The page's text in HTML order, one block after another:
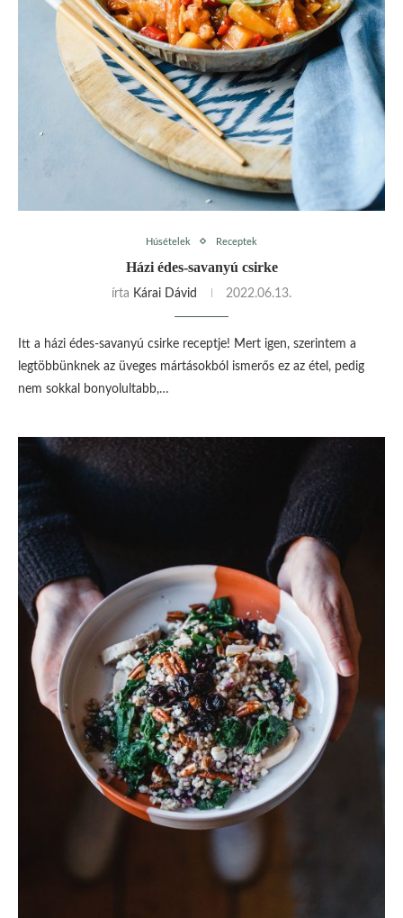
Húsételek Receptek
Házi édes-savanyú csirke
írta Kárai Dávid 2022.06.13.
Itt a házi édes-savanyú csirke receptje! Mert igen, szerintem a
legtöbbünknek az üveges mártásokból ismerős ez az étel, pedig
nem sokkal bonyolultabb,…